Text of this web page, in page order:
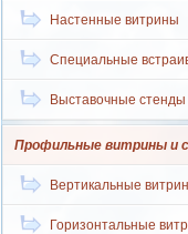
Настенные витрины
Специальные
Выставочные стенды
Профильные витрины и
Вертикальные
Горизонтальные